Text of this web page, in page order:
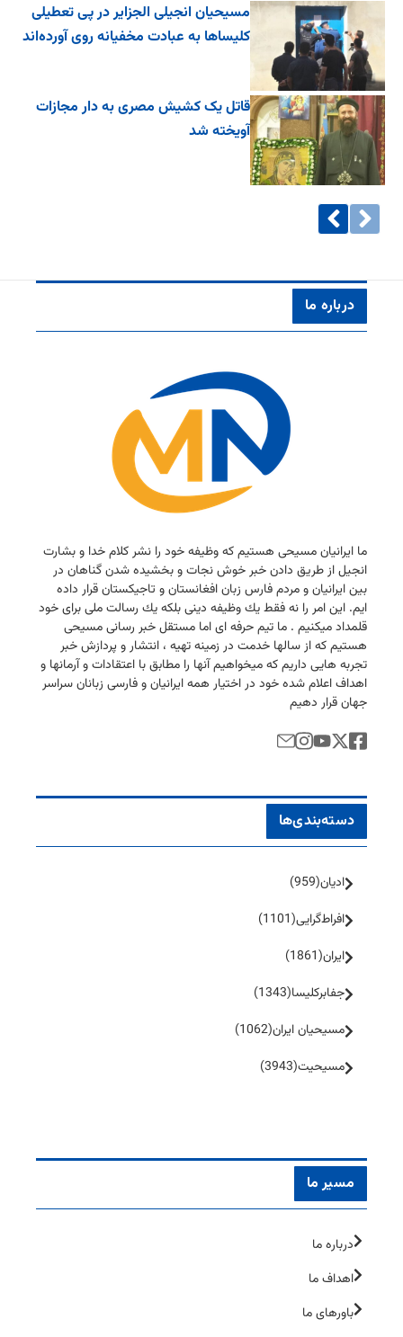
مسیحیان انجیلی الجزایر در پی تعطیلی
کلیساها به عبادت مخفیانه روی آورده‌اند
قاتل یک کشیش مصری به دار مجازات
آویخته شد
درباره ما
ما ایرانیان مسیحی هستیم كه وظیفه خود را نشر كلام خدا و بشارت
انجیل از طریق دادن خبر خوش نجات و بخشیده شدن گناهان در
بین ایرانیان و مردم فارس زبان افغانستان و تاجیكستان قرار داده
ایم. این امر را نه فقط یك وظیفه دینی بلكه یك رسالت ملی برای خود
قلمداد میكنیم . ما تیم حرفه ای اما مستقل خبر رسانی مسیحی
هستیم كه از سالها خدمت در زمینه تهیه ، انتشار و پردازش خبر
تجربه هایی داریم كه میخواهیم آنها را مطابق با اعتقادات و آرمانها و
اهداف اعلام شده خود در اختیار همه ایرانیان و فارسی زبانان سراسر
جهان قرار دهیم
دسته‌بندی‌ها
ادیان(959)
افراط‌گرایی(1101)
ایران(1861)
جفا‌بر‌کلیسا(1343)
مسیحیان ایران(1062)
مسیحیت(3943)
مسیر ما
درباره ما
اهداف ما
باورهای ما